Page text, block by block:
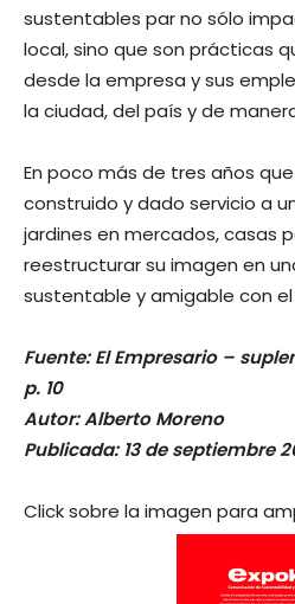
sustentables par no sólo
local, sino que son prácticas
desde la empresa y sus
la ciudad, del país y de
En poco más de tres años
construido y dado servicio a
jardines en mercados, casas
reestructurar su imagen en
sustentable y amigable con
Fuente: El Empresario –
p. 10
Autor: Alberto Moreno
Publicada: 13 de septiembre
Click sobre la imagen para